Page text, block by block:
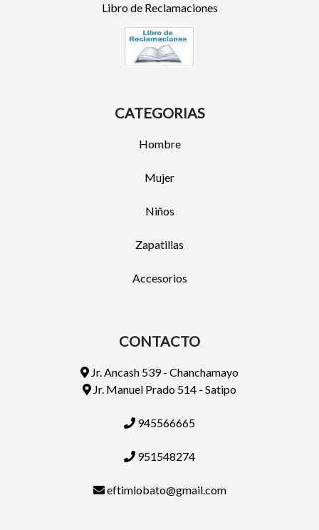
Libro de Reclamaciones
CATEGORIAS
Hombre
Mujer
Niños
Zapatillas
Accesorios
CONTACTO
Jr. Ancash 539 - Chanchamayo
Jr. Manuel Prado 514 - Satipo
945566665
951548274
eftimlobato@gmail.com